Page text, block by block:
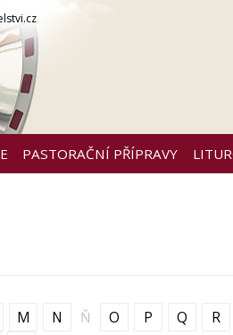
PASTORAČNÍ PŘÍPRAVY
M N Ň O P Q R